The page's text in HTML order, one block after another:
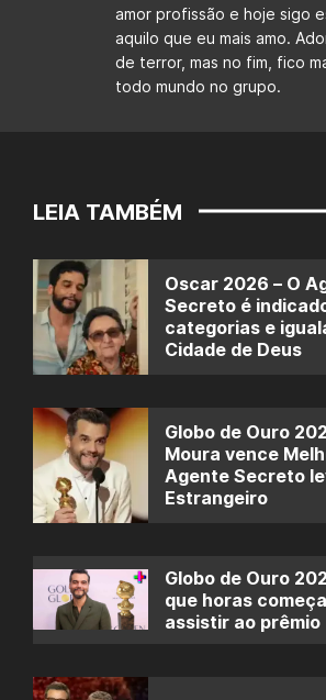
amor profissão e hoje sigo
aquilo que eu mais amo.
de terror, mas no fim, fico
todo mundo no grupo.
LEIA TAMBÉM
Oscar 2026 – O
Secreto é
categorias e
Cidade de Deus
Globo de Ouro
Moura vence
Agente Secreto
Estrangeiro
Globo de Ouro
que horas
assistir ao prêmio